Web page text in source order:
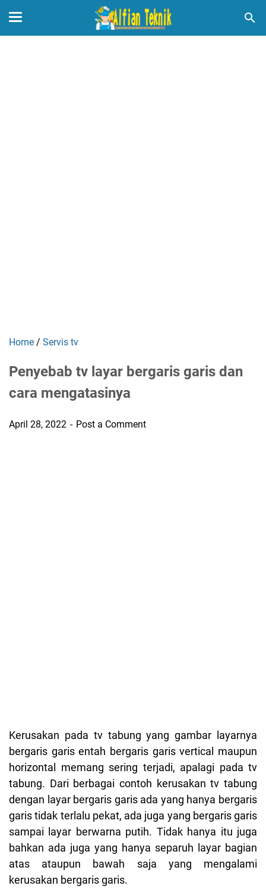
Home / Servis tv
Penyebab tv layar bergaris garis dan
cara mengatasinya
April 28, 2022 Post a Comment
Kerusakan pada tv tabung yang gambar layarnya
bergaris garis entah bergaris garis vertical maupun
horizontal memang sering terjadi, apalagi pada tv
tabung. Dari berbagai contoh kerusakan tv tabung
dengan layar bergaris garis ada yang hanya bergaris
garis tidak terlalu pekat, ada juga yang bergaris garis
sampai layar berwarna putih. Tidak hanya itu juga
bahkan ada juga yang hanya separuh layar bagian
atas ataupun bawah saja yang mengalami
kerusakan bergaris garis.